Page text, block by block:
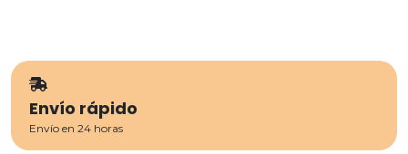
Envío rápido
Envío en 24 horas